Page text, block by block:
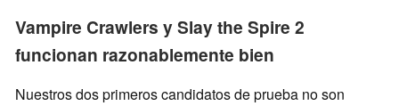
Vampire Crawlers y Slay the Spire 2
funcionan razonablemente bien
Nuestros dos primeros candidatos de prueba no son